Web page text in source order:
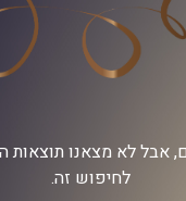
אבל לא מצאנו תוצאות
לחיפוש זה.